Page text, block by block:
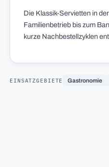
Die Klassik-Servietten in
Familienbetrieb bis zum
kurze Nachbestellzyklen
EINSATZGEBIETE Gastronomie